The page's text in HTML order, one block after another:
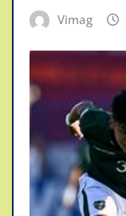
Vimag